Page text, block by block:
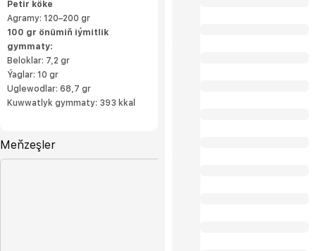
Petir köke
Agramy: 120–200 gr
100 gr önümiň iýmitlik
gymmaty:
Beloklar: 7,2 gr
Ýaglar: 10 gr
Uglewodlar: 68,7 gr
Kuwwatlyk gymmaty: 393 kkal
Meňzeşler